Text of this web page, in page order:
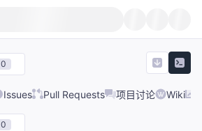
0
Issues Pull Requests 项目讨论 Wiki
0